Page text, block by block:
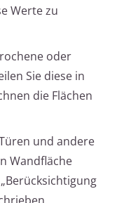
Werte zu
oder
Sie diese in
die Flächen
und andere
Wandfläche